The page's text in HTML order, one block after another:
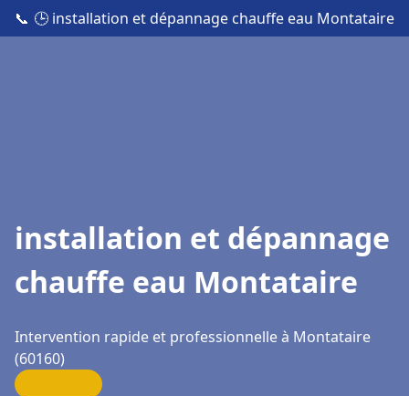
📞 🕒 installation et dépannage chauffe eau Montataire
installation et dépannage
chauffe eau Montataire
Intervention rapide et professionnelle à Montataire
(60160)